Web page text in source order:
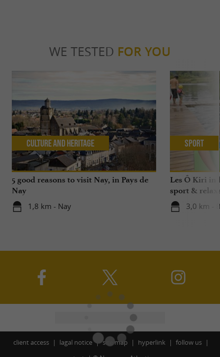
WE TESTED FOR YOU
5 good reasons to visit Nay, in Pays de
Nay
1,8 km - Nay
Culture and Heritage
Les Ô Kiri in
sport &
3,0 km -
Sport
client access lagal notice site map hyperlink
follow us